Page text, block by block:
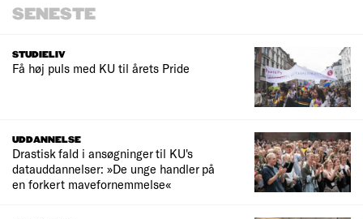
SENESTE
STUDIELIV
Få høj puls med KU til årets Pride
UDDANNELSE
Drastisk fald i ansøgninger til KU's
datauddannelser: »De unge handler på
en forkert mavefornemmelse«